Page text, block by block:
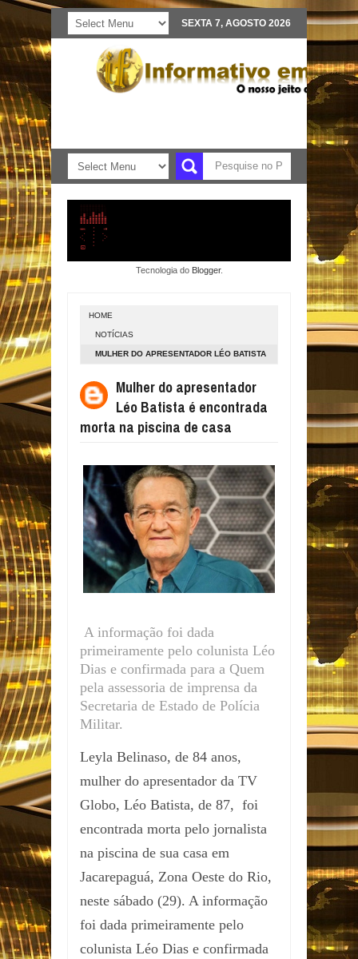
SEXTA 7, AGOSTO 2026
Tecnologia do Blogger.
HOME
NOTÍCIAS
MULHER DO APRESENTADOR LÉO BATISTA
CASAMulher do apresentador
Léo Batista é encontrada
morta na piscina de casa
A informação foi dada
primeiramente pelo colunista Léo
Dias e confirmada para a Quem
pela assessoria de imprensa da
Secretaria de Estado de Polícia
Militar.
Leyla Belinaso, de 84 anos,
mulher do apresentador da TV
Globo, Léo Batista, de 87, foi
encontrada morta pelo jornalista
na piscina de sua casa em
Jacarepaguá, Zona Oeste do Rio,
neste sábado (29). A informação
foi dada primeiramente pelo
colunista Léo Dias e confirmada